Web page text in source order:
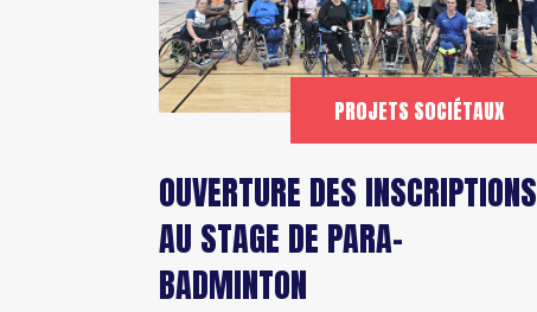
PROJETS SOCIÉTAUX
OUVERTURE DES INSCRIPTIONS
AU STAGE DE PARA-
BADMINTON